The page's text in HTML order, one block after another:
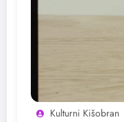
Kulturni Kišobran